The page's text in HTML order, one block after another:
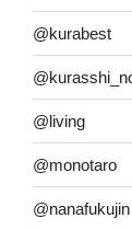
@kurabest
@living
@monotaro
@nanafukujin